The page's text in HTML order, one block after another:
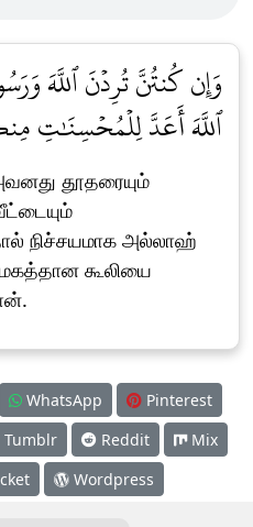
وَإِن كُنتُنَّ تُرِدۡنَ ٱللَّهَ
ٱللَّهَ أَعَدَّ لِلۡمُحۡسِنَٰتِ
தூதரையும்
நிச்சயமாக அல்லாஹ்
கூலியை
WhatsApp
Pinterest
Tumblr Reddit
Mix
Wordpress